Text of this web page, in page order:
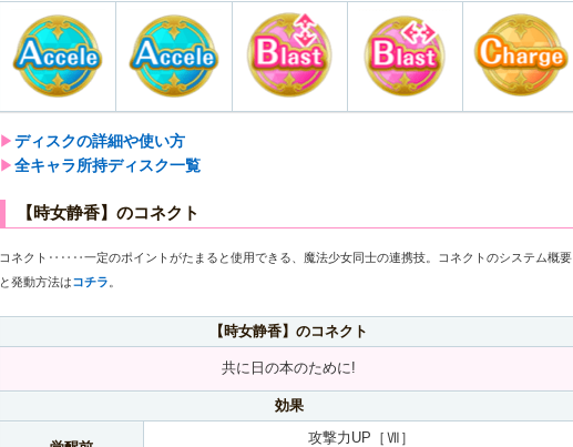
▶︎ディスクの詳細や使い方
▶︎全キャラ所持ディスク一覧
【時女静香】のコネクト
コネクト‥‥‥一定のポイントがたまると使用できる、魔法少女同士の連携技。コネクトのシステム概要
と発動方法はコチラ
【時女静香】のコネクト
共に日の本のために!
効果
攻撃力UP［Ⅶ］